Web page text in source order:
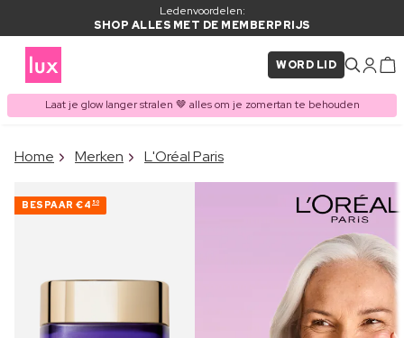
Ledenvoordelen:
SHOP ALLES MET DE MEMBERPRIJS
WORD LID
Laat je glow langer stralen 🤎 alles om je zomertan te behouden
ITEM TOEGEVOEGD AAN
WINKELMAND
Home Merken L'Oréal Paris
BESPAAR €4 50